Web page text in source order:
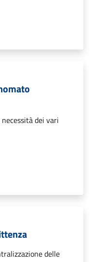
dei vari
delle